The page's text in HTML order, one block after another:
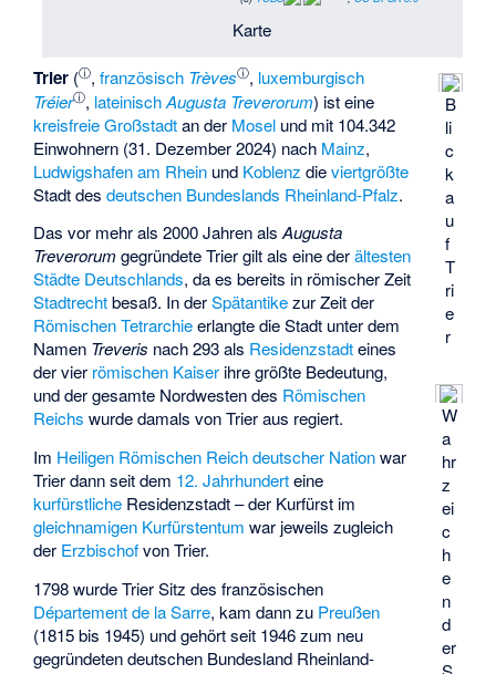
Karte
B
li
c
k
a
u
f
T
ri
e
r
W
a
hr
z
ei
c
h
e
n
d
er
Trier (ⓘ,französisch Trèvesⓘ, luxemburgisch
Tréierⓘ, lateinisch Augusta Treverorum) ist eine
kreisfreie Großstadtan der Mosel und mit 104.342
Einwohnern (31. Dezember 2024) nach Mainz,
Ludwigshafen am Rhein und Koblenz dieviertgrößte
Stadt desdeutschen Bundeslands Rheinland-Pfalz.
Das vor mehr als 2000 Jahren alsAugusta
Treverorum gegründete Trier gilt als eine derältesten
Städte Deutschlands, da es bereits in römischer Zeit
Stadtrechtbesaß. In derSpätantikezur Zeit der
Römischen Tetrarchieerlangte die Stadt unter dem
Namen Treveris nach 293 als Residenzstadteines
der vier römischen Kaiser ihre größte Bedeutung,
und der gesamte Nordwesten des Römischen
Reichs wurde damals von Trier aus regiert.
Im Heiligen Römischen Reich deutscher Nationwar
Trier dann seit dem 12. Jahrhunderteine
kurfürstliche Residenzstadt – der Kurfürst im
gleichnamigen Kurfürstentum war jeweils zugleich
der Erzbischofvon Trier.
1798 wurde Trier Sitz des französischen
Département de la Sarre, kam dann zu Preußen
(1815 bis 1945) und gehört seit 1946 zum neu
gegründeten deutschen Bundesland Rheinland-